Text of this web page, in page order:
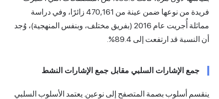
فريدة من نوعها ضمن عينة من 470,161 زائرًا، وفي دراسة
مماثلة أُجريت عام 2016 (بفريق مختلف، وبنفس المنهجية)، وُجد
أن النسبة قد ارتفعت إلى 89.4%.
جمع الإشارات السلبي مقابل جمع الإشارات النشط
ينقسم أسلوب بصمة المتصفح إلى نوعين. يعتمد الأسلوب السلبي